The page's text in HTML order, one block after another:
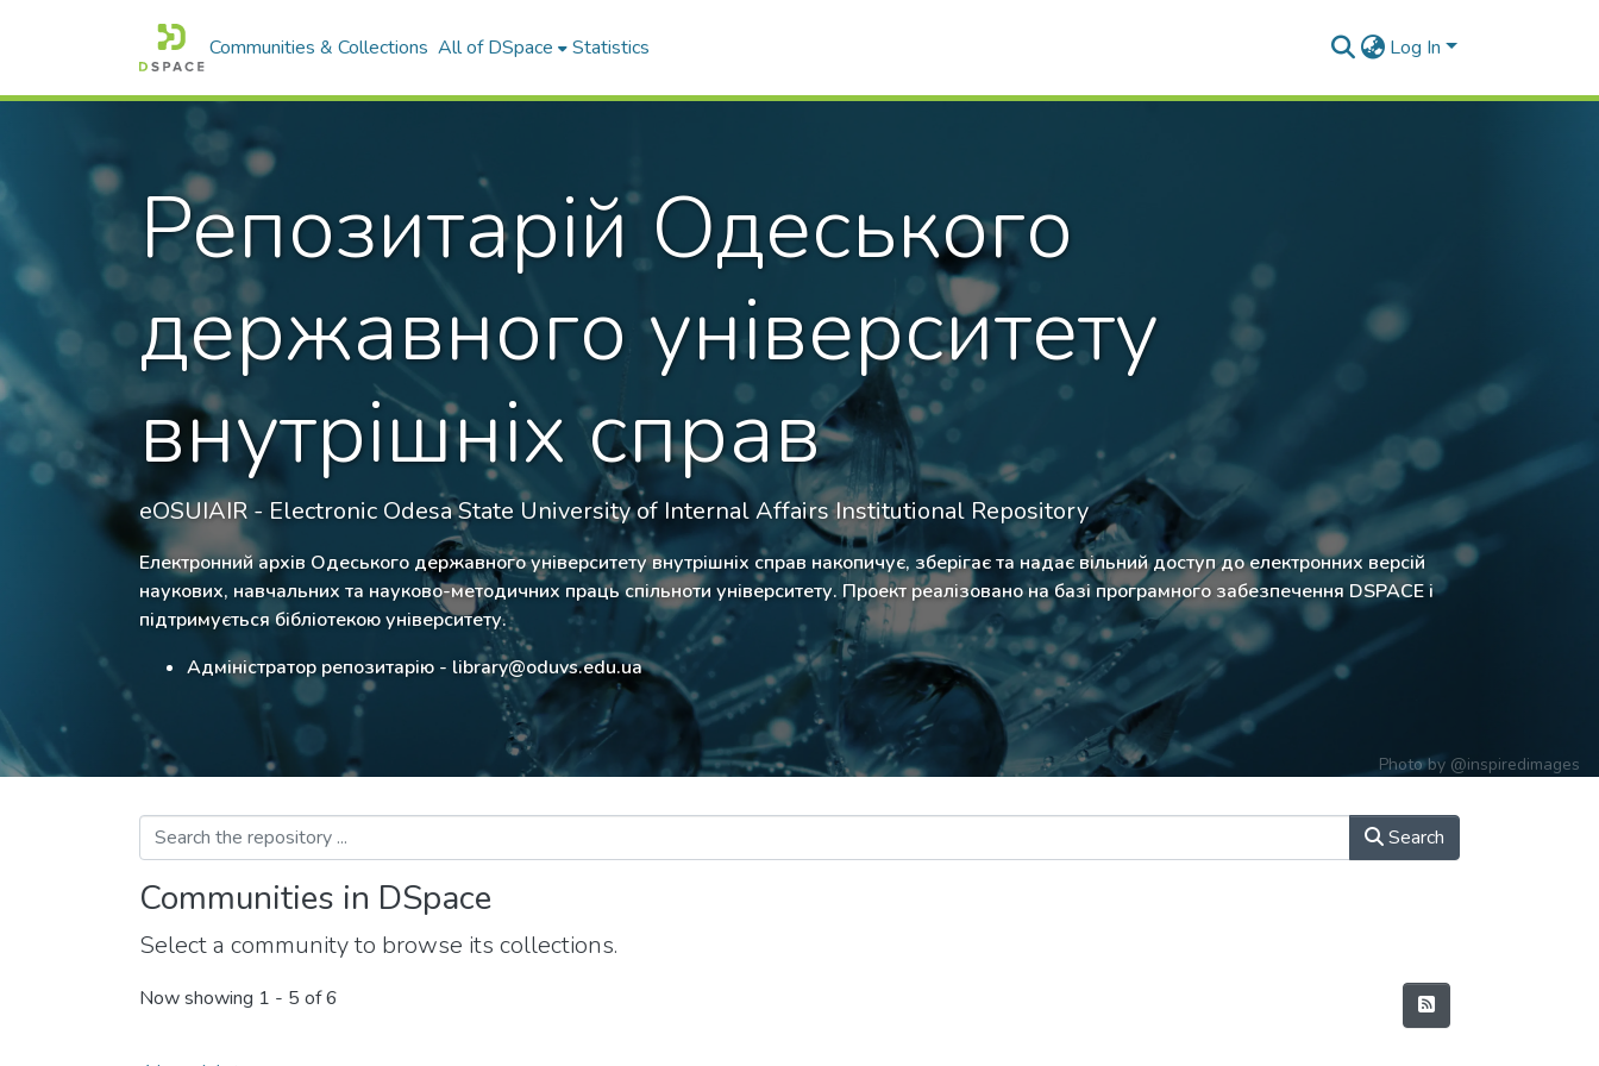
Communities & Collections All of DSpace Statistics Log In
Репозитарій Одеського
державного університету
внутрішніх справ
еOSUIAIR - Electronic Odesa State University of Internal Affairs Institutional Repository
Електронний архів Одеського державного університету внутрішніх справ накопичує, зберігає та надає вільний доступ до електронних версій
наукових, навчальних та науково-методичних праць спільноти університету. Проект реалізовано на базі програмного забезпечення DSPACE і
підтримується бібліотекою університету.
Адміністратор репозитарію - library@oduvs.edu.ua
Photo by @inspiredimages
Search
Communities in DSpace
Select a community to browse its collections.
Now showing 1 - 5 of 6